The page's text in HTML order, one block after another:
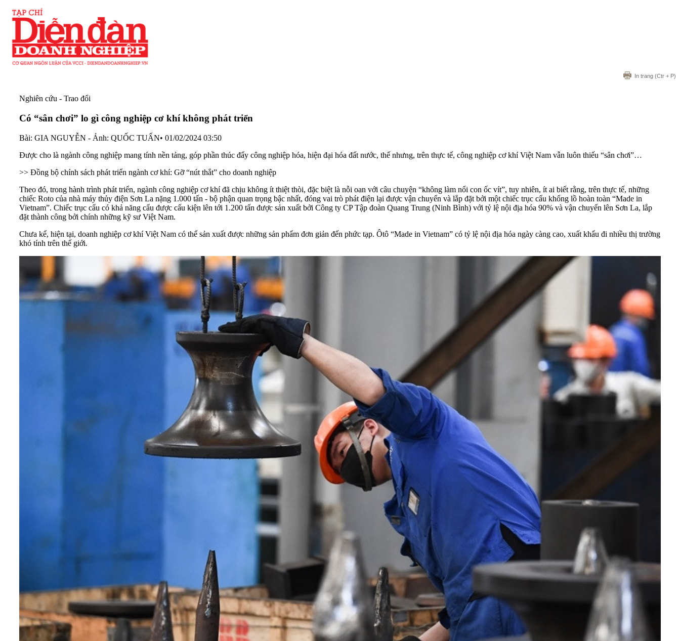
In trang (Ctr + P)
Nghiên cứu - Trao đổi
Có “sân chơi” lo gì công nghiệp cơ khí không phát triển
Bài: GIA NGUYỄN - Ảnh: QUỐC TUẤN• 01/02/2024 03:50
Được cho là ngành công nghiệp mang tính nền tảng, góp phần thúc đẩy công nghiệp hóa, hiện đại hóa đất nước, thế nhưng, trên thực tế, công nghiệp cơ khí Việt Nam vẫn luôn thiếu “sân chơi”…
>> Đồng bộ chính sách phát triển ngành cơ khí: Gỡ “nút thắt” cho doanh nghiệp
Theo đó, trong hành trình phát triển, ngành công nghiệp cơ khíđã chịu không ít thiệt thòi, đặc biệt là nỗi oan với câu chuyện “không làm nổi con ốc vít”, tuy nhiên, ít ai biết rằng, trên thực tế, những
chiếc Roto của nhà máy thủy điện Sơn La nặng 1.000 tấn - bộ phận quan trọng bậc nhất, đóng vai trò phát điện lại được vận chuyển và lắp đặt bởi một chiếc trục cẩu khổng lồ hoàn toàn “Made in
Vietnam”. Chiếc trục cẩu có khả năng cẩu được cấu kiện lên tới 1.200 tấn được sản xuất bởi Công ty CP Tập đoàn Quang Trung (Ninh Bình) với tỷ lệ nội địa hóa 90% và vận chuyển lên Sơn La, lắp
đặt thành công bởi chính những kỹ sư Việt Nam.
Chưa kể, hiện tại, doanh nghiệp cơ khí Việt Nam có thể sản xuất được những sản phẩm đơn giản đến phức tạp. Ôtô “Made in Vietnam” có tỷ lệ nội địa hóa ngày càng cao, xuất khẩu đi nhiều thị trường
khó tính trên thế giới.